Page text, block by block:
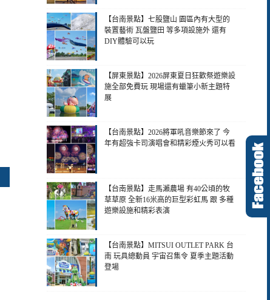
【台南景點】七股鹽山 園區內有大型的
裝置藝術 瓦盤鹽田 等多項設施外 還有
DIY體驗可以玩
【屏東景點】2026屏東夏日狂歡祭遊樂設
施全部免費玩 現場還有蠟筆小新主題特
展
【台南景點】2026將軍吼音樂節來了 今
年有超強卡司演唱會和精彩煙火秀可以看
【台南景點】走馬瀨農場 有40公頃的牧
草草原 全新16米高的巨型彩虹馬 跟 多種
遊樂設施和精彩表演
【台南景點】MITSUI OUTLET PARK 台
南 玩具總動員 宇宙召集令 夏季主題活動
登場